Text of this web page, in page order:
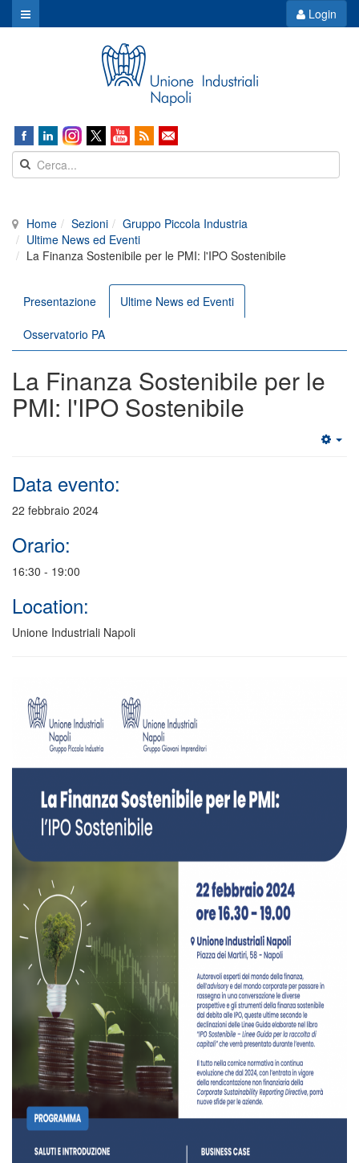
Login
Home Sezioni
Gruppo Piccola Industria
Ultime News ed Eventi
La Finanza Sostenibile per le PMI: l'IPO Sostenibile
Presentazione Ultime News ed Eventi
Osservatorio PA
La Finanza Sostenibile per le
PMI: l'IPO Sostenibile
Data evento:
22 febbraio 2024
Orario:
16:30 - 19:00
Location:
Unione Industriali Napoli